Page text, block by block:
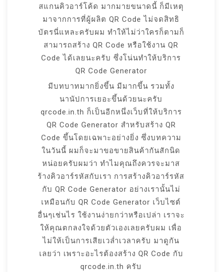
สแกนคิวอาร์โค้ด มากมายขนาดนี้ ก็มีเหตุ
มาจากการที่ผู้ผลิต QR Code ไม่จดสิทธิ
บัตรนี่แหละครับผม ทำให้ไม่ว่าใครก็ตามก็
สามารถสร้าง QR Code หรือใช้งาน QR
Code ได้เลยนะครับ ซึ่งโน่นทำให้บริการ
QR Code Generator
มีบทบาทมากยิ่งขึ้น มีมากขึ้น รวมทั้ง
นานัปการเยอะขึ้นด้วยนะครับ
qrcode.in.th ก็เป็นอีกหนึ่งเว็บที่ให้บริการ
QR Code Generator สำหรับสร้าง QR
Code ขึ้นโดยเฉพาะอย่างยิ่ง ซึ่งบทความ
ในวันนี้ ผมก็จะมาขอขายสินค้ากันสักนิด
หน่อยครับผมว่า ทำไมคุณถึงควรจะมาส
ร้างคิวอาร์รหัสกับเรา การสร้างคิวอาร์รหัส
กับ QR Code Generator อย่างเรานั้นไม่
เหมือนกับ QR Code Generator เว็บไซต์
อื่นๆเช่นไร ใช้งานง่ายกว่าหรือเปล่า เราจะ
ให้คุณตกลงใจด้วยตัวเองเลยครับผม เพื่อ
ไม่ให้เป็นการเสียเวล่ำเวลาครับ มาดูกัน
เลยว่า เพราะอะไรต้องสร้าง QR Code กับ
qrcode.in.th ครับ